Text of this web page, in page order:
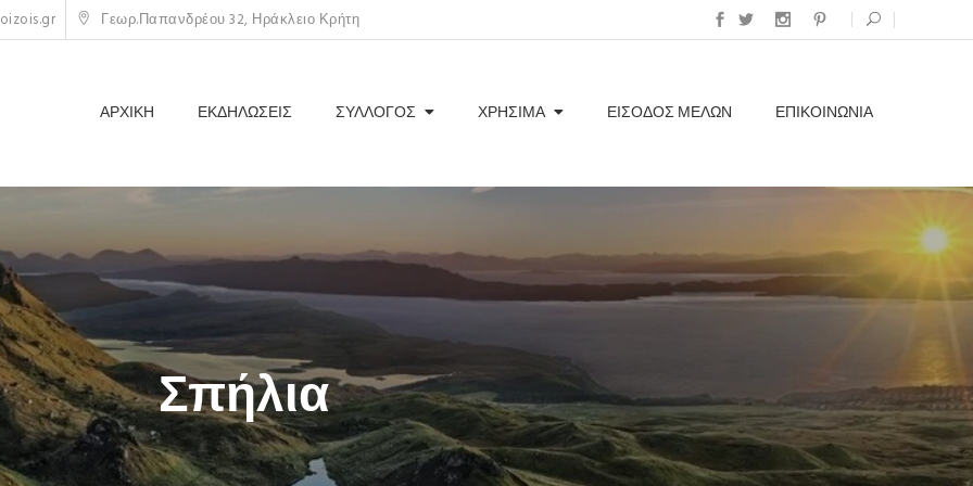
Γεωρ.Παπανδρέου 32, Ηράκλειο Κρήτη
ΑΡΧΙΚΗ ΕΚΔΗΛΩΣΕΙΣ ΣΥΛΛΟΓΟΣ ΧΡΗΣΙΜΑ ΕΊΣΟΔΟΣ ΜΕΛΏΝ ΕΠΙΚΟΙΝΩΝΊΑ
Σπήλια